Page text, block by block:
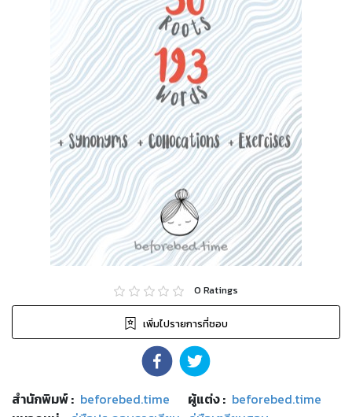
0 Ratings
เพิ่มไปรายการที่ชอบ
สำนักพิมพ์: beforebed.time ผู้แต่ง : beforebed.time